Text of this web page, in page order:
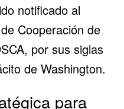
notificado al
Cooperación de
por sus siglas
de Washington.
para